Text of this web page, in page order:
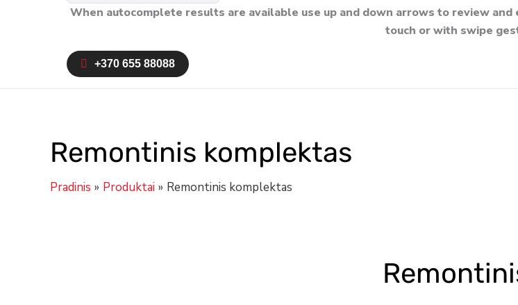
When autocomplete results are available use up and down arrows to review
touch or with swipe
+370 655 88088
Remontinis komplektas
Pradinis Produktai Remontinis komplektas